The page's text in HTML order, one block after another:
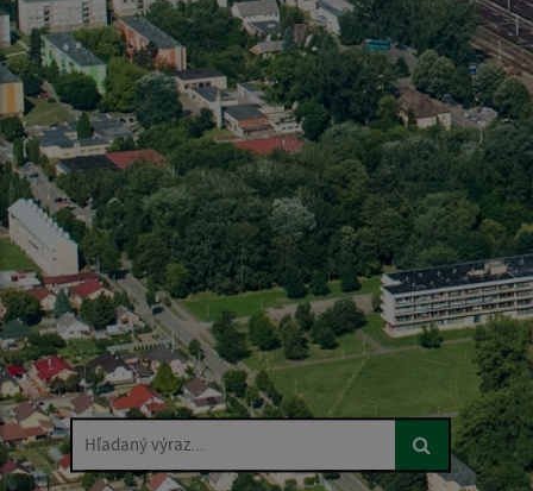
Hľadaný výraz...